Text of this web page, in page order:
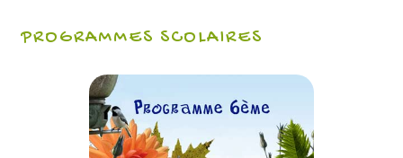
PROGRAMMES SCOLAIRES